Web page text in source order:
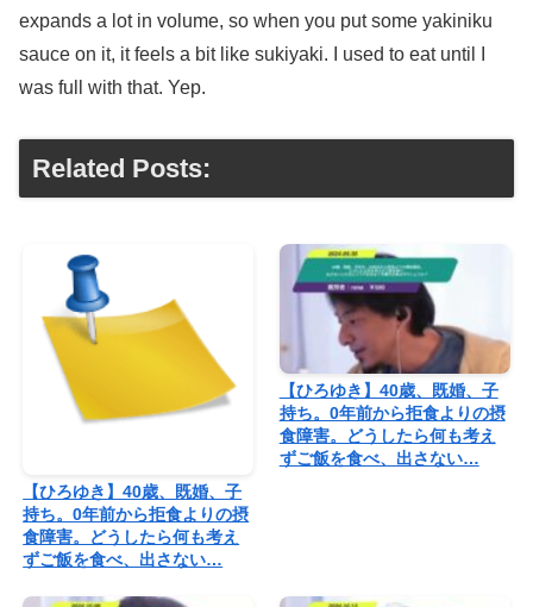
expands a lot in volume, so when you put some yakiniku
sauce on it, it feels a bit like sukiyaki. I used to eat until I
was full with that. Yep.
Related Posts:
【ひろゆき】40歳、既婚、子
持ち。0年前から拒食よりの摂
食障害。どうしたら何も考え
ずご飯を食べ、出さない…
【ひろゆき】40歳、既婚、子
持ち。0年前から拒食よりの摂
食障害。どうしたら何も考え
ずご飯を食べ、出さない…